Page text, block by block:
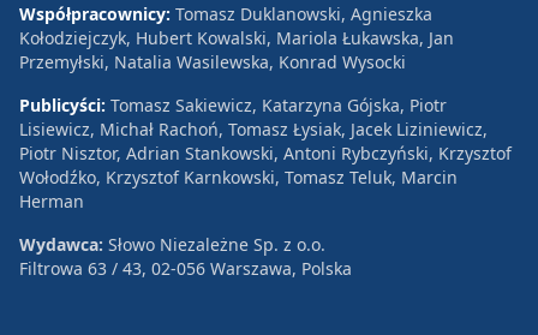
Współpracownicy: Tomasz Duklanowski, Agnieszka
Kołodziejczyk, Hubert Kowalski, Mariola Łukawska, Jan
Przemyłski, Natalia Wasilewska, Konrad Wysocki
Publicyści: Tomasz Sakiewicz, Katarzyna Gójska, Piotr
Lisiewicz, Michał Rachoń, Tomasz Łysiak, Jacek Liziniewicz,
Piotr Nisztor, Adrian Stankowski, Antoni Rybczyński, Krzysztof
Wołodźko, Krzysztof Karnkowski, Tomasz Teluk, Marcin
Herman
Wydawca: Słowo Niezależne Sp. z o.o.
Filtrowa 63 / 43, 02-056 Warszawa, Polska